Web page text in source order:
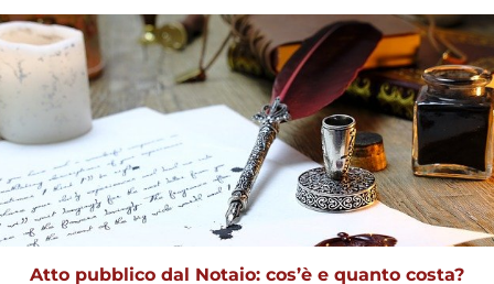
Atto pubblico dal Notaio: cos’è e quanto costa?